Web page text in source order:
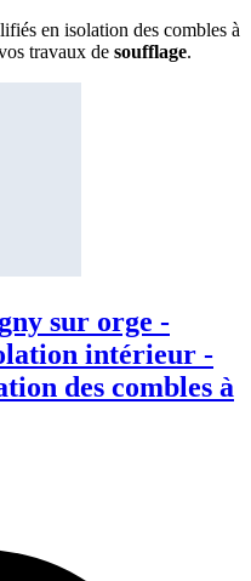
en isolation des combles à
travaux de soufflage.
sur orge -
intérieur -
des combles à